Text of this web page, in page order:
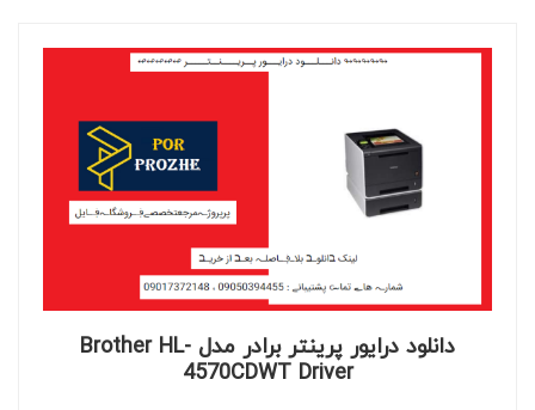
دانلود درایور پرینتر برادر مدل Brother HL-
4570CDWT Driver